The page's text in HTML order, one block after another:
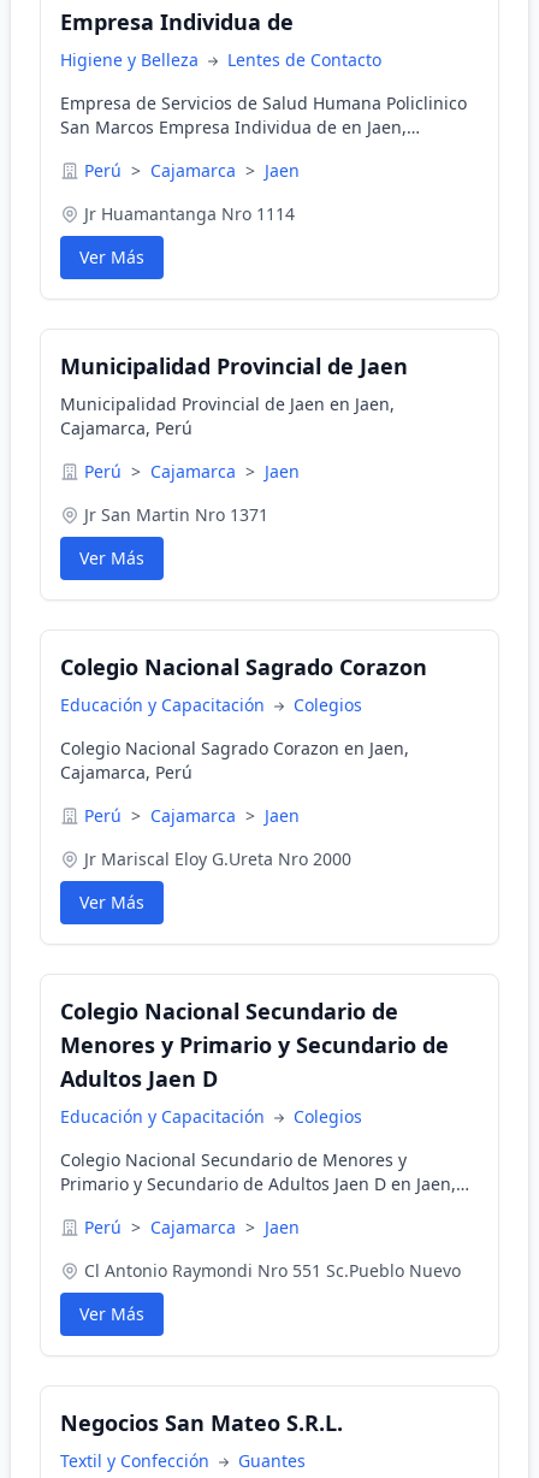
Empresa Individua de
Higiene y Belleza
Lentes de Contacto
Empresa de Servicios de Salud Humana Policlinico
San Marcos Empresa Individua de en Jaen,
Perú > Cajamarca > Jaen
Jr Huamantanga Nro 1114
Ver Más
Municipalidad Provincial de Jaen
Municipalidad Provincial de Jaen en Jaen,
Cajamarca, Perú
Perú > Cajamarca > Jaen
Jr San Martin Nro 1371
Ver Más
Colegio Nacional Sagrado Corazon
Educación y Capacitación
Colegios
Colegio Nacional Sagrado Corazon en Jaen,
Cajamarca, Perú
Perú > Cajamarca > Jaen
Jr Mariscal Eloy G.Ureta Nro 2000
Ver Más
Colegio Nacional Secundario de
Menores y Primario y Secundario de
Adultos Jaen D
Educación y Capacitación
Colegios
Colegio Nacional Secundario de Menores y
Primario y Secundario de Adultos Jaen D en Jaen,
Perú > Cajamarca > Jaen
Cl Antonio Raymondi Nro 551 Sc.Pueblo Nuevo
Ver Más
Negocios San Mateo S.R.L.
Textil y Confección
Guantes